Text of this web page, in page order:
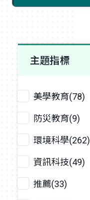
主題指標
美學教育(78)
防災教育(9)
環境科學(262)
資訊科技(49)
推薦(33)